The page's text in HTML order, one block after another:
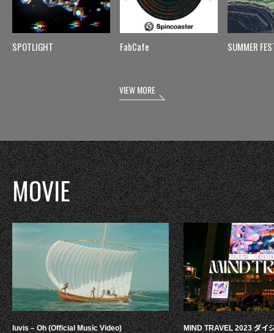
SPOTLIGHT FabCafe SUMMER
VIEW MORE
MOVIE
luvis – Oh (Official Music Video) MIND TRAVEL 2023 ダイ